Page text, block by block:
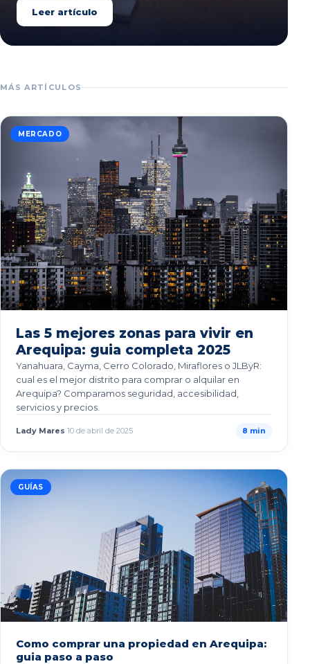
Leer artículo
MÁS ARTÍCULOS
MERCADO
Las 5 mejores zonas para vivir en
Arequipa: guia completa 2025
Yanahuara, Cayma, Cerro Colorado, Miraflores o JLByR:
cual es el mejor distrito para comprar o alquilar en
Arequipa? Comparamos seguridad, accesibilidad,
servicios y precios.
Lady Mares·10 de abril de 2025 8 min
GUÍAS
Como comprar una propiedad en Arequipa:
guia paso a paso